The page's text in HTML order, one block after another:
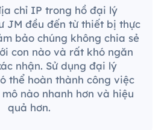
chỉ IP trong hồ đại lý
JM đều đến từ thiết bị thực
bảo chúng không chia sẻ
con nào và rất khó ngăn
nhận. Sử dụng đại lý
thể hoàn thành công việc
nào nhanh hơn và hiệu
quả hơn.